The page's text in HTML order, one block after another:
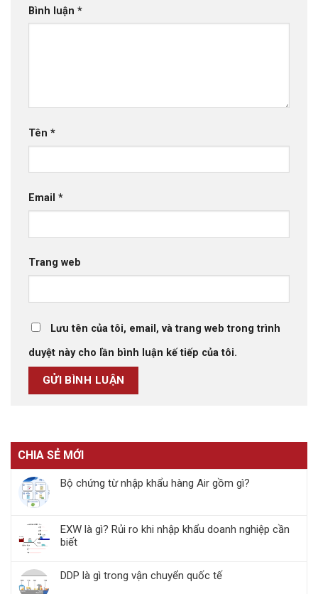
Bình luận *
Tên *
Email *
Trang web
Lưu tên của tôi, email, và trang web trong trình
duyệt này cho lần bình luận kế tiếp của tôi.
CHIA SẺ MỚI
Bộ chứng từ nhập khẩu hàng Air gồm gì?
EXW là gì? Rủi ro khi nhập khẩu doanh nghiệp cần
biết
DDP là gì trong vận chuyển quốc tế